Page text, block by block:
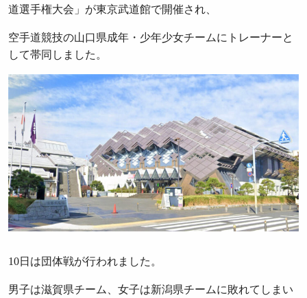
道選手権大会」が東京武道館で開催され、
空手道競技の山口県成年・少年少女チームにトレーナーと
して帯同しました。
10日は団体戦が行われました。
男子は滋賀県チーム、女子は新潟県チームに敗れてしまい